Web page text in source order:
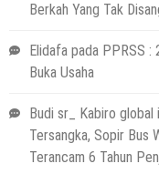
Berkah Yang Tak
Elidafa pada PPRSS :
Buka Usaha
Budi sr_ Kabiro
Tersangka, Sopir Bus
Terancam 6 Tahun